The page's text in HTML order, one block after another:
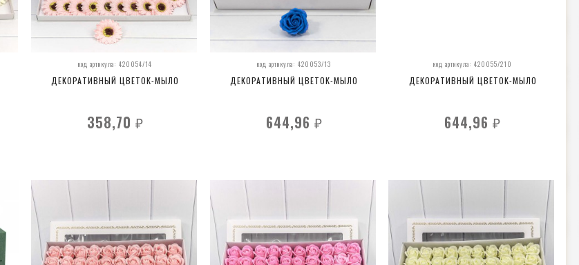
код артикула: 420054/14
ДЕКОРАТИВНЫЙ ЦВЕТОК-МЫЛО
358,70 ₽
код артикула: 420053/13
ДЕКОРАТИВНЫЙ ЦВЕТОК-МЫЛО
644,96 ₽
код артикула: 420055/210
ДЕКОРАТИВНЫЙ ЦВЕТОК-МЫЛО
644,96₽